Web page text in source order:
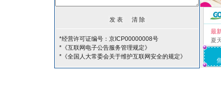
*经营许可证编号：京ICP00000008号
*《互联网电子公告服务管理规定》
*《全国人大常委会关于维护互联网安全的规定》
最
夏